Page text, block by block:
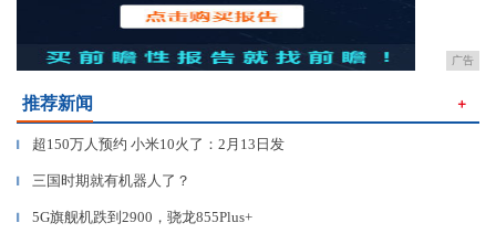
广告
推荐新闻 ＋
▎ 超150万人预约 小米10火了：2月13日发
▎ 三国时期就有机器人了？
▎ 5G旗舰机跌到2900，骁龙855Plus+